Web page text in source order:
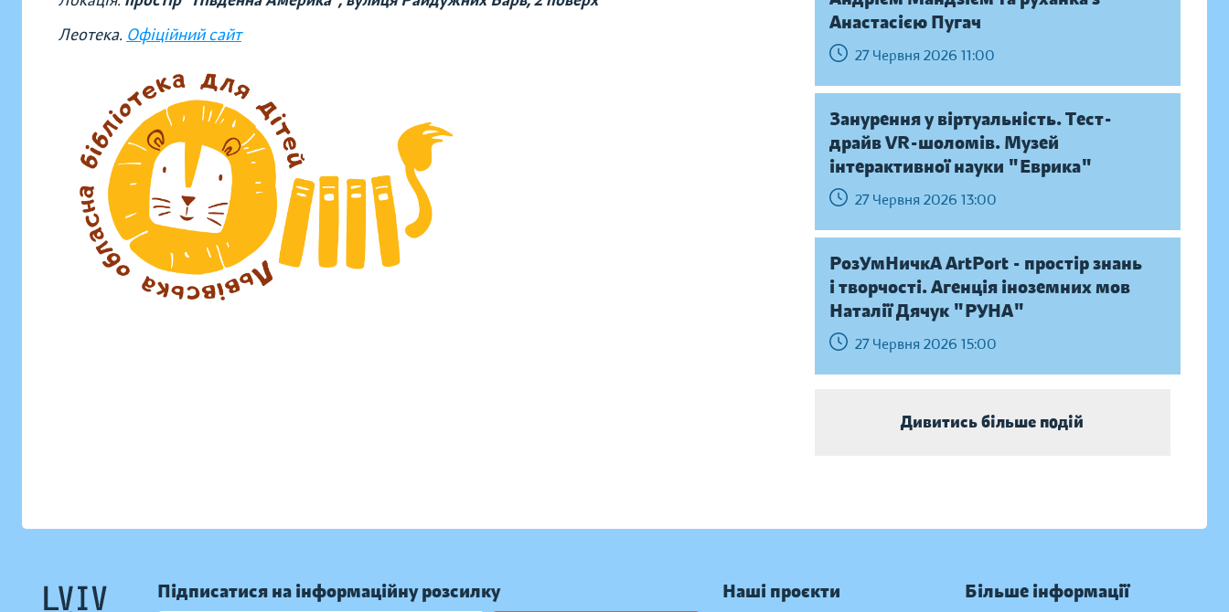
Леотека. Офіційний сайт
Анастасією Пугач
27 Червня 2026 11:00
Занурення у віртуальність. Тест-
драйв VR-шоломів. Музей
інтерактивної науки "Еврика"
27 Червня 2026 13:00
РозУмНичкА ArtPort - простір знань
і творчості. Агенція іноземних мов
Наталії Дячук "РУНА"
27 Червня 2026 15:00
Дивитись більше подій
Підписатися на інформаційну розсилку Наші проєкти Більше інформації